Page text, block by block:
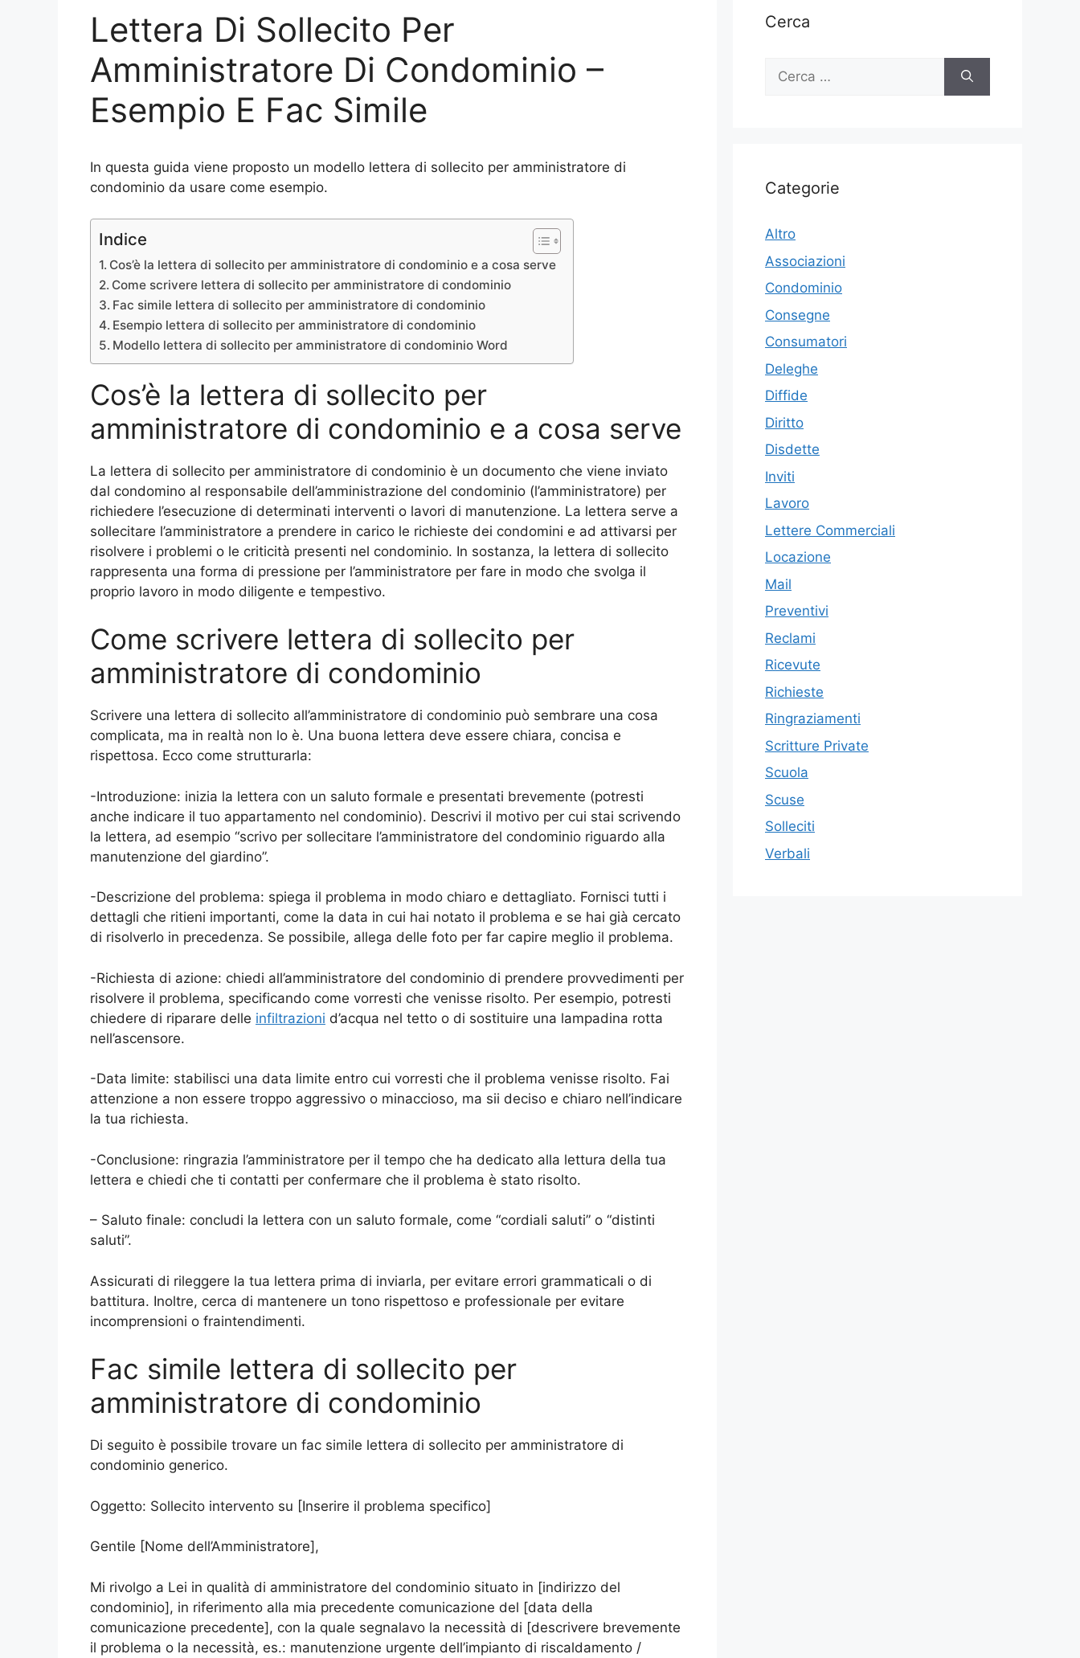
Lettera Di Sollecito Per
Amministratore Di Condominio –
Esempio E Fac Simile
In questa guida viene proposto un modello lettera di sollecito per amministratore di
condominio da usare come esempio.
Indice
Cos’è la lettera di sollecito per amministratore di condominio e a cosa serve
Come scrivere lettera di sollecito per amministratore di condominio
Fac simile lettera di sollecito per amministratore di condominio
Esempio lettera di sollecito per amministratore di condominio
Modello lettera di sollecito per amministratore di condominio Word
Cos’è la lettera di sollecito per
amministratore di condominio e a cosa serve
La lettera di sollecito per amministratore di condominio è un documento che viene inviato
dal condomino al responsabile dell’amministrazione del condominio (l’amministratore) per
richiedere l’esecuzione di determinati interventi o lavori di manutenzione. La lettera serve a
sollecitare l’amministratore a prendere in carico le richieste dei condomini e ad attivarsi per
risolvere i problemi o le criticità presenti nel condominio. In sostanza, la lettera di sollecito
rappresenta una forma di pressione per l’amministratore per fare in modo che svolga il
proprio lavoro in modo diligente e tempestivo.
Come scrivere lettera di sollecito per
amministratore di condominio
Scrivere una lettera di sollecito all’amministratore di condominio può sembrare una cosa
complicata, ma in realtà non lo è. Una buona lettera deve essere chiara, concisa e
rispettosa. Ecco come strutturarla:
-Introduzione: inizia la lettera con un saluto formale e presentati brevemente (potresti
anche indicare il tuo appartamento nel condominio). Descrivi il motivo per cui stai scrivendo
la lettera, ad esempio “scrivo per sollecitare l’amministratore del condominio riguardo alla
manutenzione del giardino”.
-Descrizione del problema: spiega il problema in modo chiaro e dettagliato. Fornisci tutti i
dettagli che ritieni importanti, come la data in cui hai notato il problema e se hai già cercato
di risolverlo in precedenza. Se possibile, allega delle foto per far capire meglio il problema.
-Richiesta di azione: chiedi all’amministratore del condominio di prendere provvedimenti per
risolvere il problema, specificando come vorresti che venisse risolto. Per esempio, potresti
chiedere di riparare delle infiltrazioni d’acqua nel tetto o di sostituire una lampadina rotta
nell’ascensore.
-Data limite: stabilisci una data limite entro cui vorresti che il problema venisse risolto. Fai
attenzione a non essere troppo aggressivo o minaccioso, ma sii deciso e chiaro nell’indicare
la tua richiesta.
-Conclusione: ringrazia l’amministratore per il tempo che ha dedicato alla lettura della tua
lettera e chiedi che ti contatti per confermare che il problema è stato risolto.
– Saluto finale: concludi la lettera con un saluto formale, come “cordiali saluti” o “distinti
saluti”.
Assicurati di rileggere la tua lettera prima di inviarla, per evitare errori grammaticali o di
battitura. Inoltre, cerca di mantenere un tono rispettoso e professionale per evitare
incomprensioni o fraintendimenti.
Fac simile lettera di sollecito per
amministratore di condominio
Di seguito è possibile trovare un fac simile lettera di sollecito per amministratore di
condominio generico.
Oggetto: Sollecito intervento su [Inserire il problema specifico]
Gentile [Nome dell’Amministratore],
Mi rivolgo a Lei in qualità di amministratore del condominio situato in [indirizzo del
condominio], in riferimento alla mia precedente comunicazione del [data della
comunicazione precedente], con la quale segnalavo la necessità di [descrivere brevemente
il problema o la necessità, es.: manutenzione urgente dell’impianto di riscaldamento /
Cerca
Ricerca
Categorie
Altro
Associazioni
Condominio
Consegne
Consumatori
Deleghe
Diffide
Diritto
Disdette
Inviti
Lavoro
Lettere Commerciali
Locazione
Mail
Preventivi
Reclami
Ricevute
Richieste
Ringraziamenti
Scritture Private
Scuola
Scuse
Solleciti
Verbali